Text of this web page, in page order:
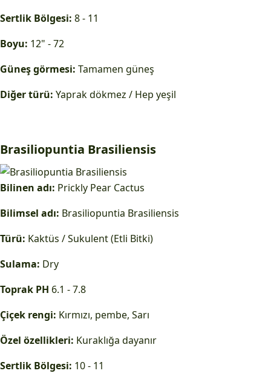
Sertlik Bölgesi: 8 - 11
Boyu: 12" - 72
Güneş görmesi: Tamamen güneş
Diğer türü: Yaprak dökmez / Hep yeşil
Brasiliopuntia Brasiliensis
Bilinen adı: Prickly Pear Cactus
Bilimsel adı: Brasiliopuntia Brasiliensis
Türü: Kaktüs / Sukulent (Etli Bitki)
Sulama: Dry
Toprak PH 6.1 - 7.8
Çiçek rengi: Kırmızı, pembe, Sarı
Özel özellikleri: Kuraklığa dayanır
Sertlik Bölgesi: 10 - 11